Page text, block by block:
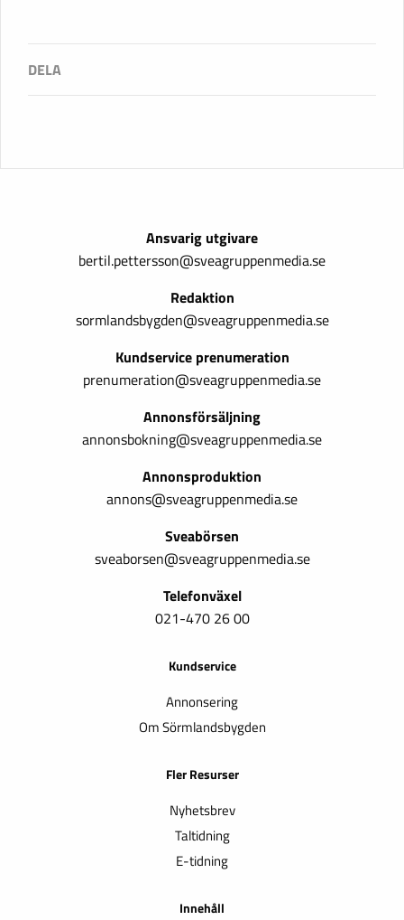
Ansvarig utgivare
bertil.pettersson@sveagruppenmedia.se
Redaktion
sormlandsbygden@sveagruppenmedia.se
Kundservice prenumeration
prenumeration@sveagruppenmedia.se
Annonsförsäljning
annonsbokning@sveagruppenmedia.se
Annonsproduktion
annons@sveagruppenmedia.se
Sveabörsen
sveaborsen@sveagruppenmedia.se
Telefonväxel
021-470 26 00
Kundservice
Annonsering
Om Sörmlandsbygden
Fler Resurser
Nyhetsbrev
Taltidning
E-tidning
Innehåll